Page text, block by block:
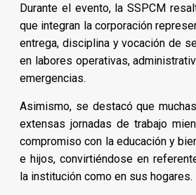
Durante el evento, la SSPCM
que integran la corporación
entrega, disciplina y vocación de
en labores operativas,
emergencias.
Asimismo, se destacó que
extensas jornadas de trabajo
compromiso con la educación y
e hijos, convirtiéndose en
la institución como en sus hogares.